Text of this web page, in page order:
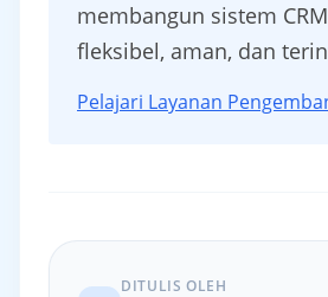
membangun sistem
fleksibel, aman, dan
Pelajari Layanan
DITULIS OLEH